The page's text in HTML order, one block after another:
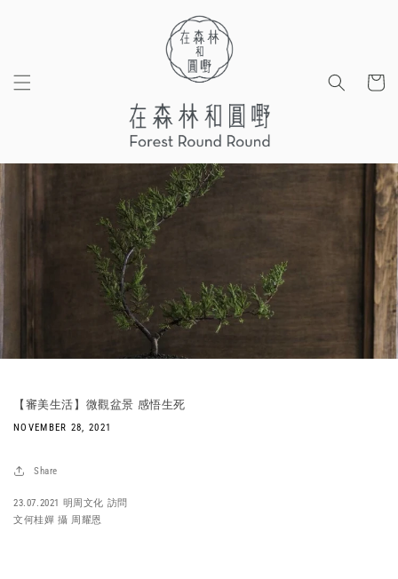
Cart
【審美生活】微觀盆景 感悟生死
NOVEMBER 28, 2021
Share
23.07.2021 明周文化 訪問
文何桂嬋 攝 周耀恩